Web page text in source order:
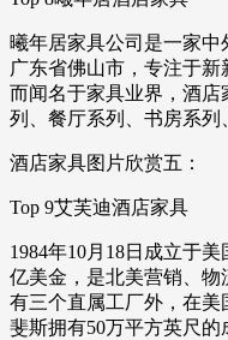
曦年居家具公司是一家中
广东省佛山市，专注于
而闻名于家具业界，酒
列、餐厅系列、书房系列
酒店家具图片欣赏五：
Top 9艾芙迪酒店家具
1984年10月18日成立于
亿美金，是北美营销、物
有三个直属工厂外，在
斐斯拥有50万平方英尺